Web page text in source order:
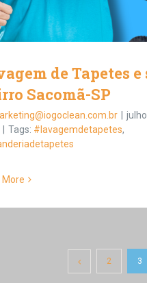
de Tapetes e
Sacomã-SP
Tags: #lavagemdetapetes,
More
2 3